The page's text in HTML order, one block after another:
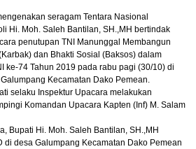
seragam Tentara Nasional
Hi. Moh. Saleh Bantilan, SH.,MH bertindak
penutupan TNI Manunggal Membangun
dan Bhakti Sosial (Baksos) dalam
ke-74 Tahun 2019 pada rabu pagi (30/10) di
Kecamatan Dako Pemean.
selaku Inspektur Upacara melakukan
Komandan Upacara Kapten (Inf) M. Salam
Bupati Hi. Moh. Saleh Bantilan, SH.,MH
di desa Galumpang Kecamatan Dako Pemean